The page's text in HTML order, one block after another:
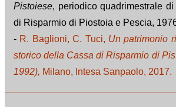
Pistoiese, periodico quadrimestrale
di Risparmio di Piostoia e Pescia,
- R. Baglioni, C. Tuci, Un patrimonio
storico della Cassa di Risparmio di
1992), Milano, Intesa Sanpaolo, 2017.